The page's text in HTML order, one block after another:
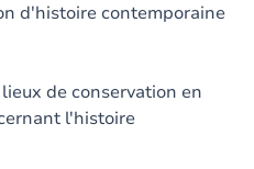
d'histoire contemporaine
de conservation en
l'histoire